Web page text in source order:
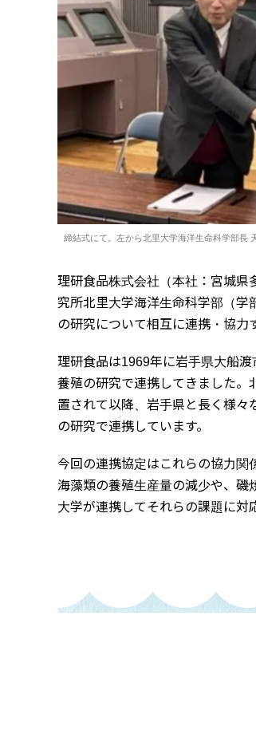
締結式にて。左から北里大学海洋生命科学部長
理研食品株式会社（本社：宮城県
究所北里大学海洋生命科学部（
の研究について相互に連携・協力
理研食品は1969年に岩手県大船
養殖の研究で連携してきました。
置されて以降、岩手県と長く様
の研究で連携しています。
今回の連携協定はこれらの協力関
海藻類の養殖生産量の減少や、磯
大学が連携してそれらの課題に対